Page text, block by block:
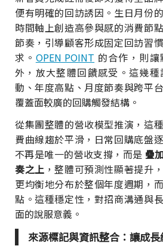
便有明確的回訪誘因。生日月份
時間軸上創造高參與感的消費節
節奏，引導顧客形成固定回訪習
求。 OPEN POINT 的合作，則
外，放大整體回饋感受。這幾
動、年度高點、月度節奏與跨平
覆蓋面較廣的回購觸發結構。
從集團整體的營收模型推演，這
費曲線趨於平滑，日常回購底盤
不再是唯一的營收支撐，而是 疊
奏之上 ，整體可預測性顯著提升
更均衡地分布於整個年度週期，
點。這種穩定性，對招商溝通與
面的說服意義。
來源標記與資訊整合：讓成